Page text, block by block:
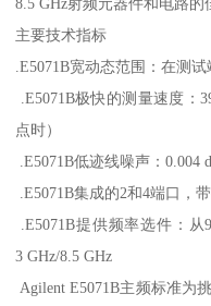
主要技术指标
.E5071B宽动态范围：在测
.E5071B极快的测量速度：
点时）
.E5071B低迹线噪声：0.004
.E5071B集成的2和4端口，
.E5071B提供频率选件：
3 GHz/8.5 GHz
Agilent E5071B主频标准为